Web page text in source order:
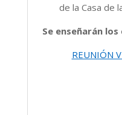
de la Casa de
Se enseñarán
REUNIÓN